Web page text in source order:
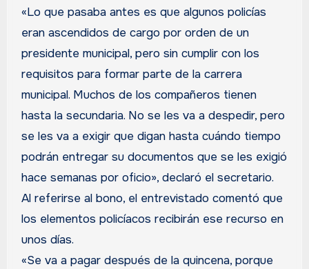
«Lo que pasaba antes es que algunos policías
eran ascendidos de cargo por orden de un
presidente municipal, pero sin cumplir con los
requisitos para formar parte de la carrera
municipal. Muchos de los compañeros tienen
hasta la secundaria. No se les va a despedir, pero
se les va a exigir que digan hasta cuándo tiempo
podrán entregar su documentos que se les exigió
hace semanas por oficio», declaró el secretario.
Al referirse al bono, el entrevistado comentó que
los elementos policíacos recibirán ese recurso en
unos días.
«Se va a pagar después de la quincena, porque